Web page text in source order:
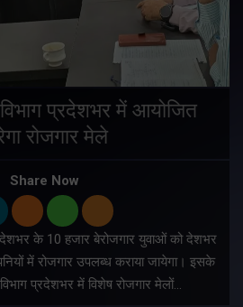
विभाग प्रदेशभर में आयोजित
रोजगार मेले
Share Now
के 10 हजार बेरोजगार युवाओं को देशभर
में रोजगार उपलब्ध कराया जायेगा। इसके
प्रदेशभर में विशेष रोजगार मेलों…